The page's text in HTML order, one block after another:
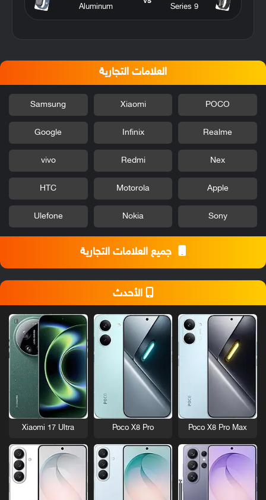
Series 9
Aluminum
العلامات التجارية
POCO
Xiaomi
Samsung
Realme
Infinix
Google
Nex
Redmi
vivo
Apple
Motorola
HTC
Sony
Nokia
Ulefone
جميع العلامات التجارية
الأحدث
Poco X8 Pro Max
Poco X8 Pro
Xiaomi 17 Ultra